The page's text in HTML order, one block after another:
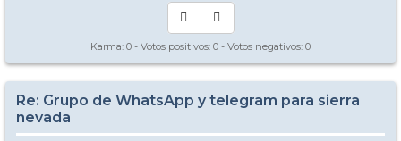
Karma: 0 - Votos positivos: 0 - Votos negativos: 0
Re: Grupo de WhatsApp y telegram para sierra
nevada